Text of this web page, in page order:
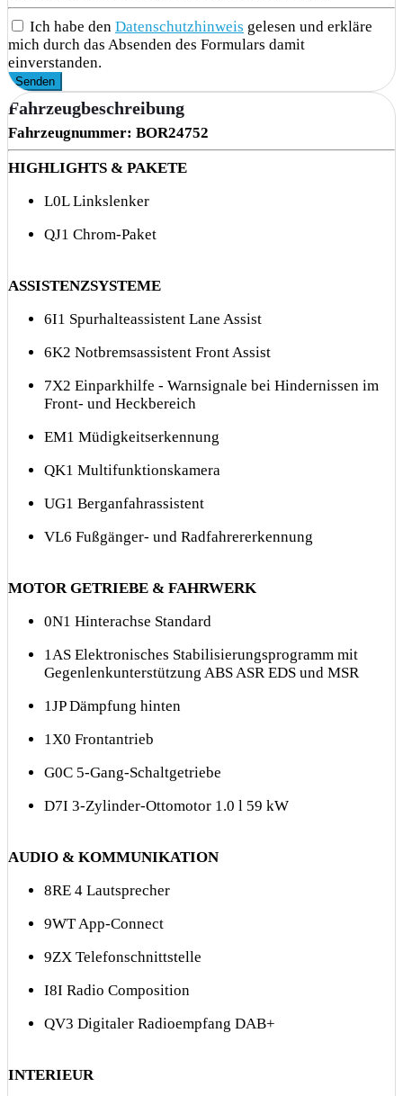
Ich habe den Datenschutzhinweis gelesen und erkläre
mich durch das Absenden des Formulars damit
einverstanden.
Senden
Fahrzeugbeschreibung
Fahrzeugnummer: BOR24752
HIGHLIGHTS & PAKETE
L0L Linkslenker
QJ1 Chrom-Paket
ASSISTENZSYSTEME
6I1 Spurhalteassistent Lane Assist
6K2 Notbremsassistent Front Assist
7X2 Einparkhilfe - Warnsignale bei Hindernissen im
Front- und Heckbereich
EM1 Müdigkeitserkennung
QK1 Multifunktionskamera
UG1 Berganfahrassistent
VL6 Fußgänger- und Radfahrererkennung
MOTOR GETRIEBE & FAHRWERK
0N1 Hinterachse Standard
1AS Elektronisches Stabilisierungsprogramm mit
Gegenlenkunterstützung ABS ASR EDS und MSR
1JP Dämpfung hinten
1X0 Frontantrieb
G0C 5-Gang-Schaltgetriebe
D7I 3-Zylinder-Ottomotor 1.0 l 59 kW
AUDIO & KOMMUNIKATION
8RE 4 Lautsprecher
9WT App-Connect
9ZX Telefonschnittstelle
I8I Radio Composition
QV3 Digitaler Radioempfang DAB+
INTERIEUR